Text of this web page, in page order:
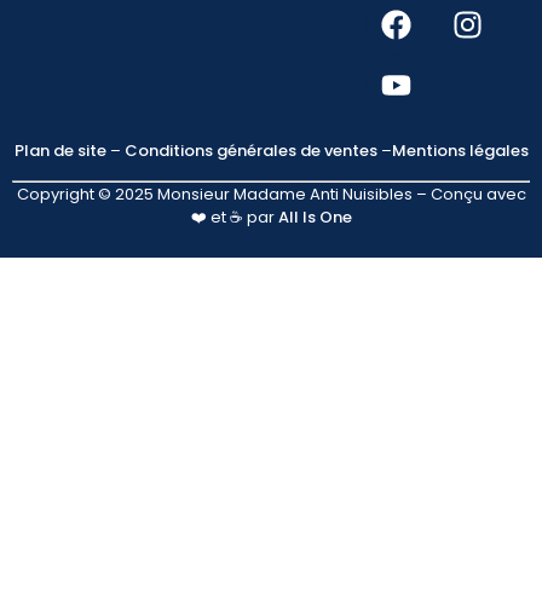
Plan de site– Conditions générales de ventes –Mentions légales
Copyright © 2025 Monsieur Madame Anti Nuisibles – Conçu avec
❤️ et ☕ parAll Is One